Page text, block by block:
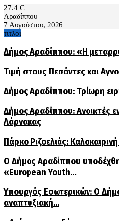
27.4 C
Αραδίππου
7 Αυγούστου, 2026
τιτλοι
Δήμος Αραδίππου: «Η
Τιμή στους Πεσόντες και
Δήμος Αραδίππου: Τρίωρη
Δήμος Αραδίππου: Ανοικτές
Λάρνακας
Πάρκο Ριζοελιάς:
Ο Δήμος Αραδίππου
«European Youth…
Υπουργός Εσωτερικών: Ο
αναπτυξιακή…